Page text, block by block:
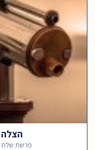
פרשת שלח